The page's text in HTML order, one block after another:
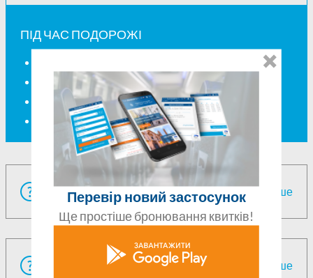
ПІД ЧАС ПОДОРОЖІ
Чи можливі пересадки під час поїздки?
Чи я застрахований на час подорожі?
Який сервіс доступний під час подорожі?
? Характеристика онлайн квитка Більше
? Придбання квитків онлайн Більше
Перевір новий застосунок
Ще простіше бронювання квитків!